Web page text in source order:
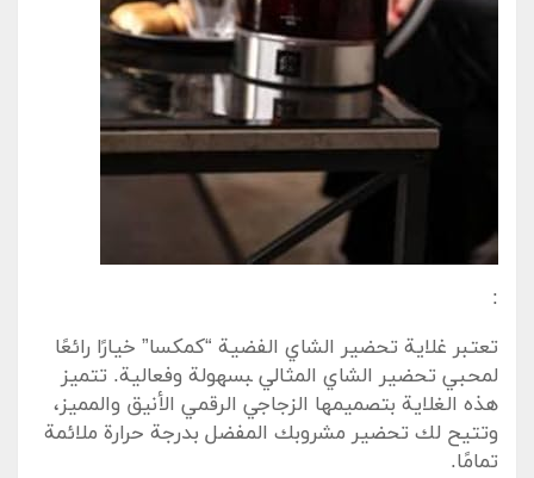
:
تعتبر غلاية تحضير⁢ الشاي الفضية “كمكسا” خيارًا ​رائعًا
لمحبي تحضير⁢ الشاي المثالي ‍بسهولة وفعالية. تتميز
هذه الغلاية ‌بتصميمها الزجاجي الرقمي الأنيق والمميز،
وتتيح لك تحضير مشروبك المفضل بدرجة⁤ حرارة ملائمة
تمامًا.